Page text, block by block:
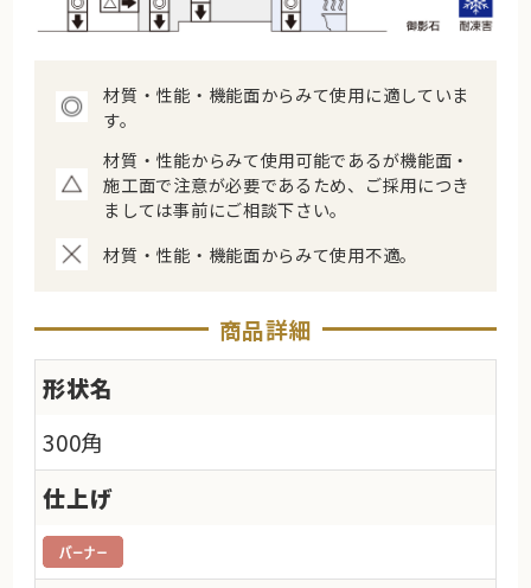
材質・性能・機能面からみて使用に適していま
す。
材質・性能からみて使用可能であるが機能面・
施工面で注意が必要であるため、ご採用につき
ましては事前にご相談下さい。
材質・性能・機能面からみて使用不適。
商品詳細
形状名
300角
仕上げ